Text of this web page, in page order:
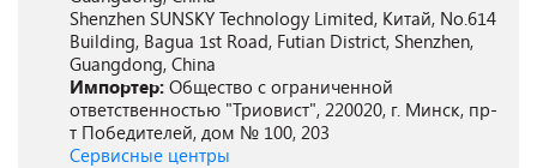
Shenzhen SUNSKY Technology Limited, Китай, No.614
Building, Bagua 1st Road, Futian District, Shenzhen,
Guangdong, China
Импортер: Общество с ограниченной
ответственностью "Триовист", 220020, г. Минск, пр-
т Победителей, дом № 100, 203
Сервисные центры